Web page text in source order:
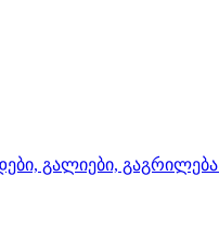
გალიები, გაგრილება